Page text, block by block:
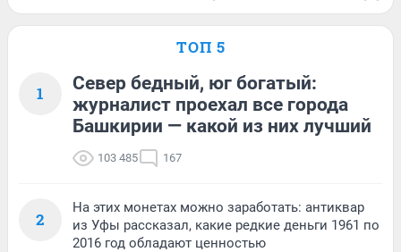
ТОП 5
1
Север бедный, юг богатый:
журналист проехал все города
Башкирии — какой из них лучший
103 485 167
2
На этих монетах можно заработать: антиквар
из Уфы рассказал, какие редкие деньги 1961 по
2016 год обладают ценностью